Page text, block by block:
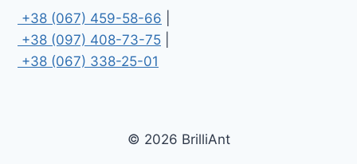
+38 (067) 459-58-66
+38 (097) 408-73-75
+38 (067) 338-25-01
© 2026 BrilliAnt